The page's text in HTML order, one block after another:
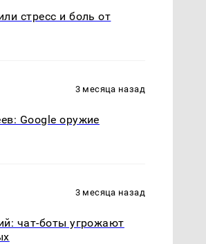
стресс и боль от
3 месяца назад
Google оружие
3 месяца назад
чат-боты угрожают